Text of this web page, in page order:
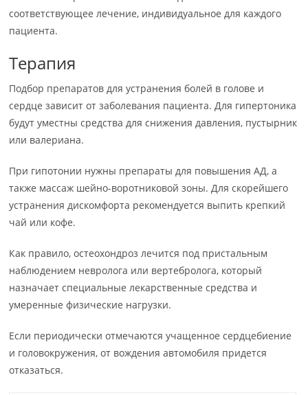
соответствующее лечение, индивидуальное для каждого
пациента.
Терапия
Подбор препаратов для устранения болей в голове и
сердце зависит от заболевания пациента. Для гипертоника
будут уместны средства для снижения давления, пустырник
или валериана.
При гипотонии нужны препараты для повышения АД, а
также массаж шейно-воротниковой зоны. Для скорейшего
устранения дискомфорта рекомендуется выпить крепкий
чай или кофе.
Как правило, остеохондроз лечится под пристальным
наблюдением невролога или вертебролога, который
назначает специальные лекарственные средства и
умеренные физические нагрузки.
Если периодически отмечаются учащенное сердцебиение
и головокружения, от вождения автомобиля придется
отказаться.